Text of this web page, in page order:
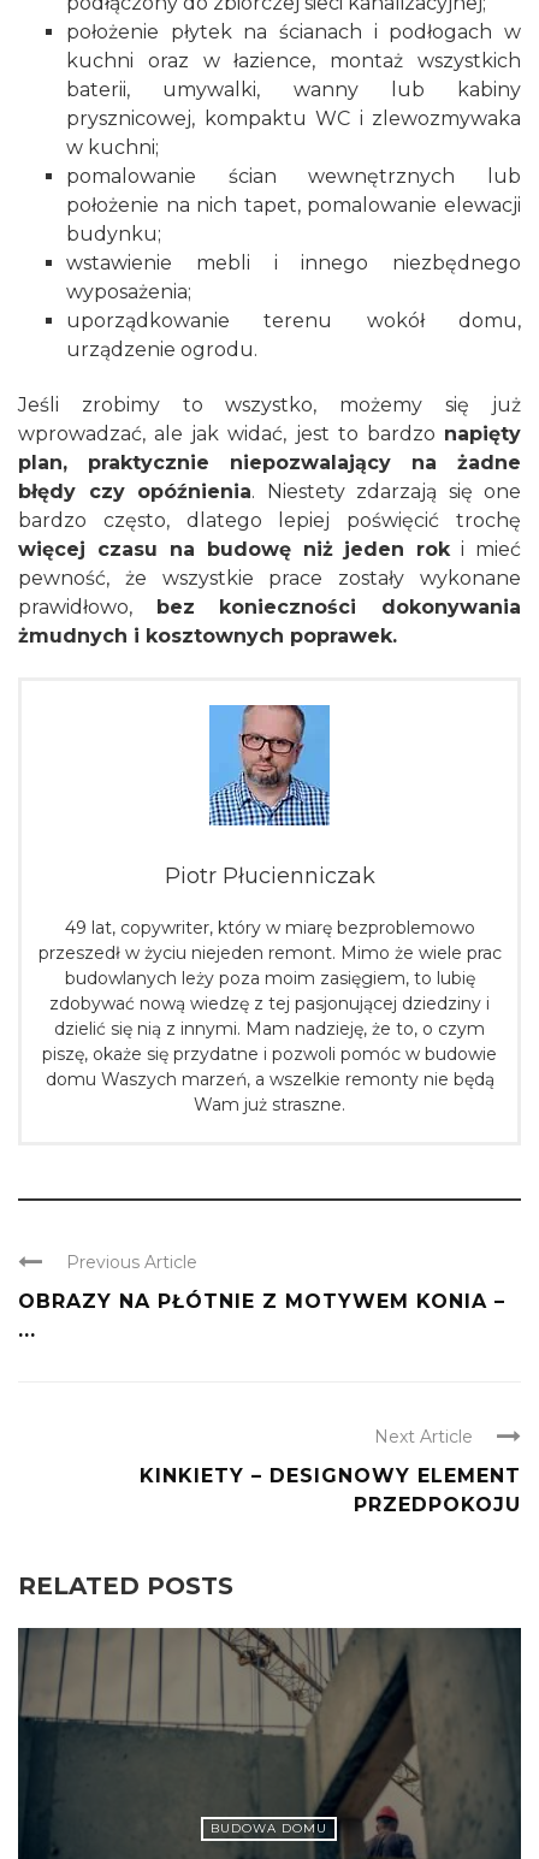
położenie płytek na ścianach i podłogach w
kuchni oraz w łazience, montaż wszystkich
baterii, umywalki, wanny lub kabiny
prysznicowej, kompaktu WC i zlewozmywaka
w kuchni;
pomalowanie ścian wewnętrznych lub
położenie na nich tapet, pomalowanie elewacji
budynku;
wstawienie mebli i innego niezbędnego
wyposażenia;
uporządkowanie terenu wokół domu,
urządzenie ogrodu.
Jeśli zrobimy to wszystko, możemy się już
wprowadzać, ale jak widać, jest to bardzo napięty
plan, praktycznie niepozwalający na żadne
błędy czy opóźnienia. Niestety zdarzają się one
bardzo często, dlatego lepiej poświęcić trochę
więcej czasu na budowę niż jeden rok i mieć
pewność, że wszystkie prace zostały wykonane
prawidłowo, bez konieczności dokonywania
żmudnych i kosztownych poprawek.
Piotr Płucienniczak
49 lat, copywriter, który w miarę bezproblemowo
przeszedł w życiu niejeden remont. Mimo że wiele prac
budowlanych leży poza moim zasięgiem, to lubię
zdobywać nową wiedzę z tej pasjonującej dziedziny i
dzielić się nią z innymi. Mam nadzieję, że to, o czym
piszę, okaże się przydatne i pozwoli pomóc w budowie
domu Waszych marzeń, a wszelkie remonty nie będą
Wam już straszne.
Previous Article
OBRAZY NA PŁÓTNIE Z MOTYWEM KONIA –
...
Next Article
KINKIETY – DESIGNOWY ELEMENT
PRZEDPOKOJU
RELATED POSTS
BUDOWA DOMU